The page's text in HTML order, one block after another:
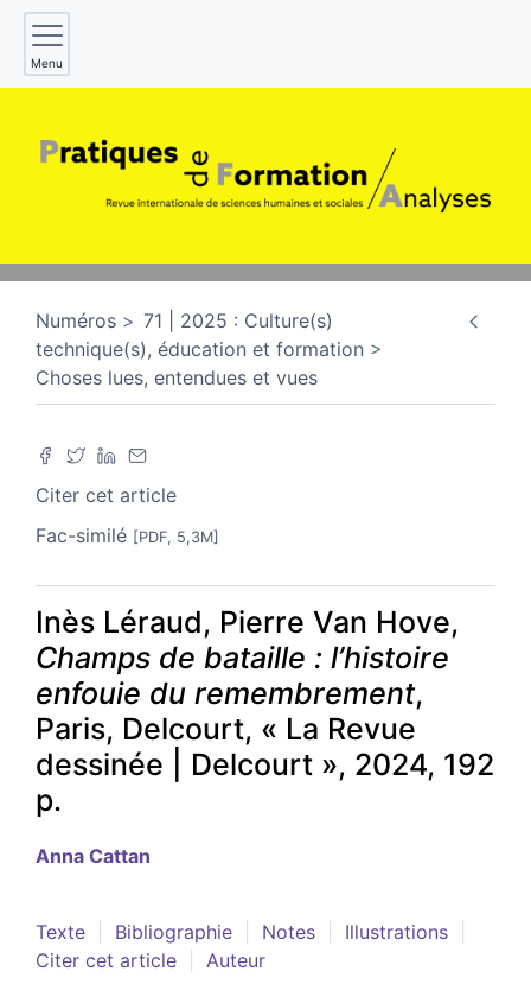
Menu
Numéros
71 | 2025 : Culture(s)
technique(s), éducation et formation
Choses lues, entendues et vues
Citer cet article
Fac-similé [PDF, 5,3M]
Inès Léraud, Pierre Van Hove,
Champs de bataille : l’histoire
enfouie du remembrement,
Paris, Delcourt, « La Revue
dessinée | Delcourt », 2024, 192
p.
Anna Cattan
Texte Bibliographie Notes
Illustrations
Citer cet article
Auteur